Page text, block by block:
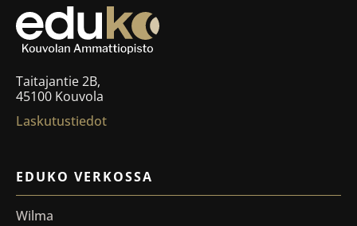
Taitajantie 2B,
45100 Kouvola
Laskutustiedot
EDUKO VERKOSSA
Wilma